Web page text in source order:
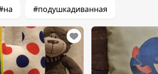
#подушкадиванная